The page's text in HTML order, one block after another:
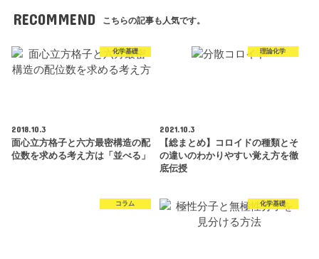
RECOMMEND こちらの記事も人気です。
化学基礎
2018.10.3
面心立方格子と六方最密構造の配
位数を求める考え方は「並べる」
理論化学
2021.10.3
【総まとめ】コロイドの種類とそ
の違いのわかりやすい覚え方を徹
底伝授
コラム 化学基礎